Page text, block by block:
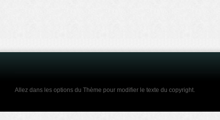
Allez dans les options du Thème pour modifier le texte du copyright.